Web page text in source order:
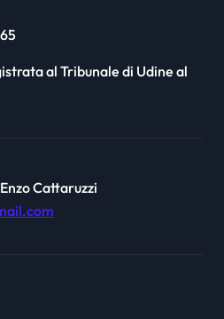
al Tribunale di Udine al
Cattaruzzi